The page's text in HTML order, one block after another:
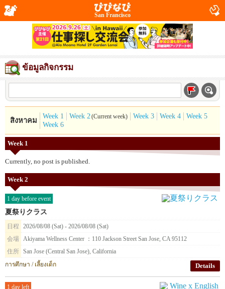
San Francisco
ข้อมูลกิจกรรม
สิงหาคม
Week 1 Week 2(Current week) Week 3 Week 4
Week 5
Week 6
Week 1
Currently, no post is published.
Week 2
1 day before event
夏祭りクラス
日程
2026/08/08 (Sat) - 2026/08/08 (Sat)
会場 Akiyama Wellness Center ：110 Jackson Street San Jose, CA 95112
住所 San Jose (Central San Jose), California
การศึกษา / เลี้ยงเด็ก
Details
1 day left